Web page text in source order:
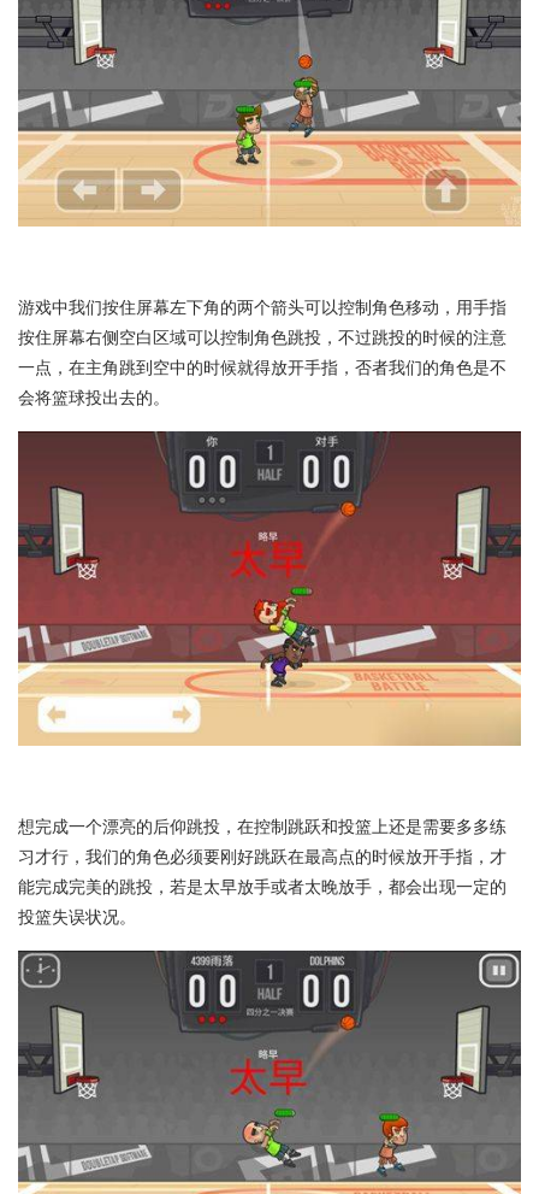
游戏中我们按住屏幕左下角的两个箭头可以控制角色移动，用手指
按住屏幕右侧空白区域可以控制角色跳投，不过跳投的时候的注意
一点，在主角跳到空中的时候就得放开手指，否者我们的角色是不
会将篮球投出去的。
想完成一个漂亮的后仰跳投，在控制跳跃和投篮上还是需要多多练
习才行，我们的角色必须要刚好跳跃在最高点的时候放开手指，才
能完成完美的跳投，若是太早放手或者太晚放手，都会出现一定的
投篮失误状况。